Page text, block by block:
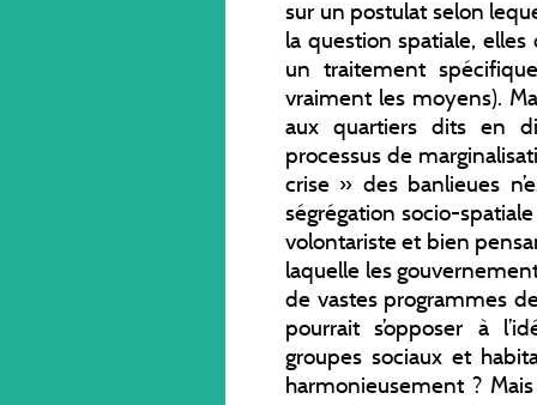
sur un postulat selon
la question spatiale,
un traitement
vraiment les moyens).
aux quartiers dits en
processus de
crise » des banlieues
ségrégation socio-
volontariste et bien
laquelle les
de vastes programmes
pourrait s’opposer à
groupes sociaux et
harmonieusement ?